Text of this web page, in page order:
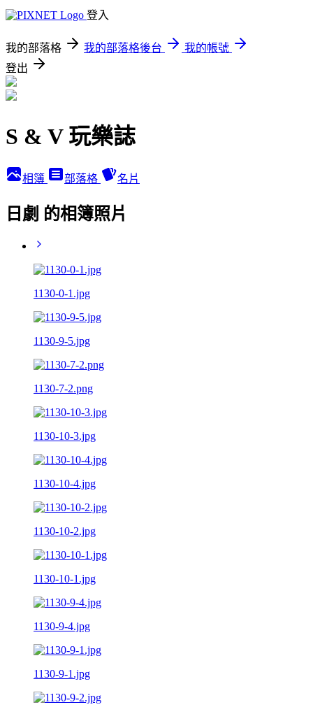
登入
我的部落格 我的部落格後台
我的帳號
登出
S & V 玩樂誌
相簿 部落格 名片
日劇 的相簿照片
1130-0-1.jpg
1130-9-5.jpg
1130-7-2.png
1130-10-3.jpg
1130-10-4.jpg
1130-10-2.jpg
1130-10-1.jpg
1130-9-4.jpg
1130-9-1.jpg